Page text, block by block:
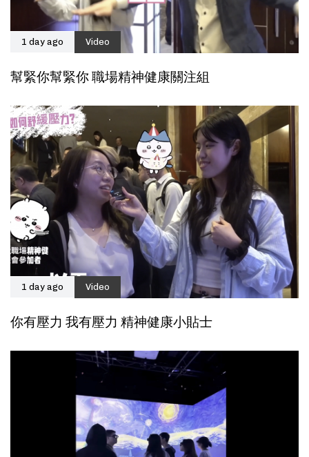
1 day ago Video
幫緊你幫緊你 職場精神健康關注組
1 day ago Video
你有壓力 我有壓力 精神健康小貼士